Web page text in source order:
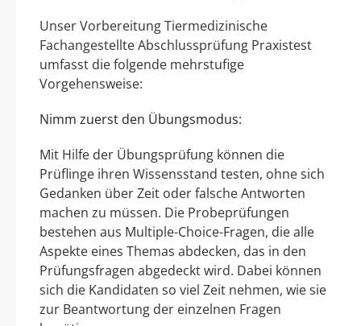
Unser Vorbereitung Tiermedizinische
Fachangestellte Abschlussprüfung Praxistest
umfasst die folgende mehrstufige
Vorgehensweise:
Nimm zuerst den Übungsmodus:
Mit Hilfe der Übungsprüfung können die
Prüflinge ihren Wissensstand testen, ohne sich
Gedanken über Zeit oder falsche Antworten
machen zu müssen. Die Probeprüfungen
bestehen aus Multiple-Choice-Fragen, die alle
Aspekte eines Themas abdecken, das in den
Prüfungsfragen abgedeckt wird. Dabei können
sich die Kandidaten so viel Zeit nehmen, wie sie
zur Beantwortung der einzelnen Fragen